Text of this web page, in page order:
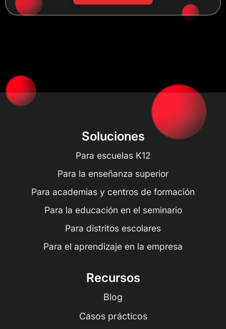
Soluciones
Para escuelas K12
Para la enseñanza superior
Para academias y centros de formación
Para la educación en el seminario
Para distritos escolares
Para el aprendizaje en la empresa
Recursos
Blog
Casos prácticos